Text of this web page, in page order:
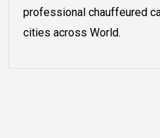
professional chauffeured
cities across World.